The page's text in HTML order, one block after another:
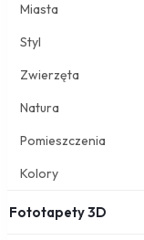
Miasta
Styl
Zwierzęta
Natura
Pomieszczenia
Kolory
Fototapety 3D